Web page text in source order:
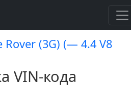
Rover (3G) (— 4.4 V8
VIN-кода